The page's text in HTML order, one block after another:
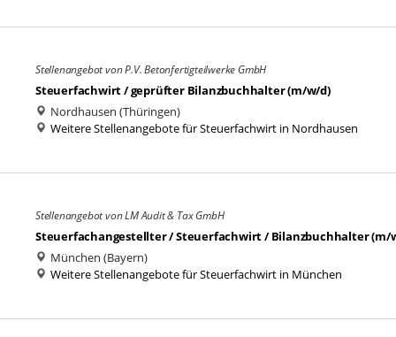
Stellenangebot von P.V. Betonfertigteilwerke GmbH
Steuerfachwirt / geprüfter Bilanzbuchhalter (m/w/d)
Nordhausen (Thüringen)
Weitere Stellenangebote für Steuerfachwirt in Nordhausen
Stellenangebot von LM Audit & Tax GmbH
Steuerfachangestellter / Steuerfachwirt / Bilanzbuchhalter (m/
München (Bayern)
Weitere Stellenangebote für Steuerfachwirt in München